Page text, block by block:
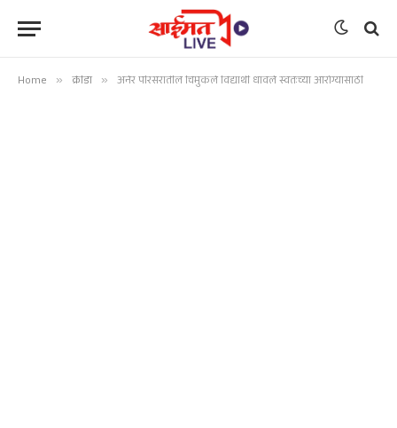
Home » क्रीडा » अनेर परिसरातील चिमुकले विद्यार्थी धावले स्वतःच्या आरोग्यासाठी